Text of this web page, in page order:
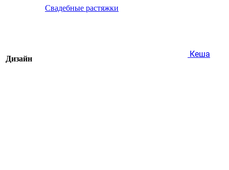
Свадебные растяжки
Дизайн Кеша